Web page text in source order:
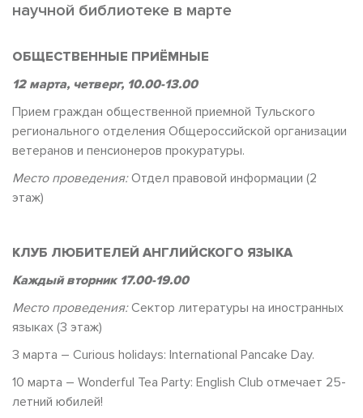
научной библиотеке в марте
ОБЩЕСТВЕННЫЕ ПРИЁМНЫЕ
12 марта, четверг, 10.00-13.00
Прием граждан общественной приемной Тульского
регионального отделения Общероссийской организации
ветеранов и пенсионеров прокуратуры.
Место проведения:Отдел правовой информации (2
этаж)
КЛУБ ЛЮБИТЕЛЕЙ АНГЛИЙСКОГО ЯЗЫКА
Каждый вторник 17.00-19.00
Место проведения:Сектор литературы на иностранных
языках (3 этаж)
3 марта – Curious holidays: International Pancake Day.
10 марта – Wonderful Tea Party: English Club отмечает 25-
летний юбилей!